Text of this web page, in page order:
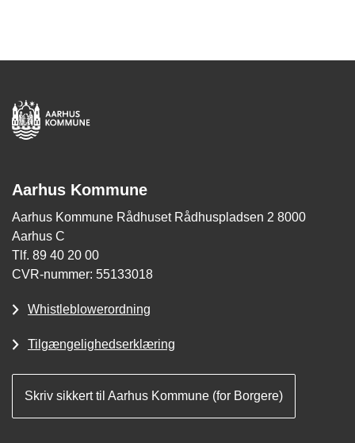
Aarhus Kommune
Aarhus Kommune Rådhuset Rådhuspladsen 2 8000
Aarhus C
Tlf. 89 40 20 00
CVR-nummer: 55133018
Whistleblowerordning
Tilgængelighedserklæring
Skriv sikkert til Aarhus Kommune (for Borgere)